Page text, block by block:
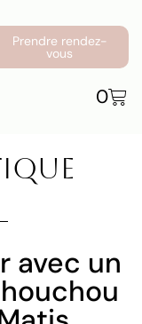
Prendre rendez-
vous
0
avec un